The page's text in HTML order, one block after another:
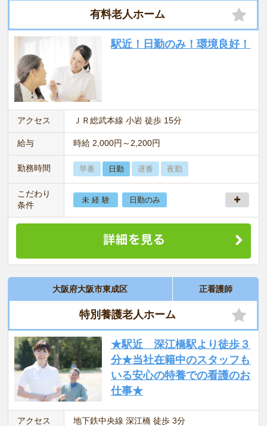
有料老人ホーム
駅近！日勤のみ！環境良好！
アクセス ＪＲ総武本線 小岩 徒歩 15分
給与 時給 2,000円～2,200円
勤務時間 早番 日勤 遅番 夜勤
こだわり
条件
未 経 験 日勤のみ
大阪府大阪市東成区 正看護師
特別養護老人ホーム
★駅近 深江橋駅より徒歩３
分★当社在籍中のスタッフも
いる安心の特養での看護のお
仕事★
アクセス 地下鉄中央線 深江橋 徒歩 3分